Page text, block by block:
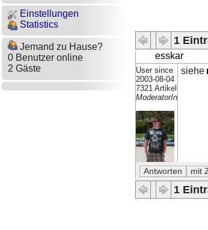
Einstellungen
Statistics
Jemand zu Hause?
0 Benutzer online
2 Gäste
1
esskar
User since
2003-08-04
7321 Artikel
ModeratorIn
siehe
1